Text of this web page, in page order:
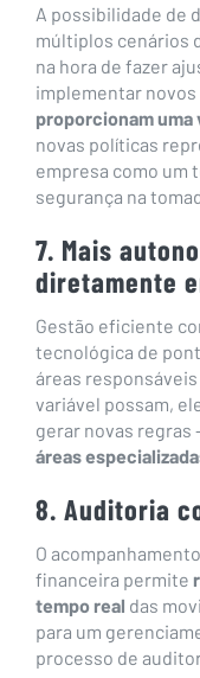
A possibilidade de
múltiplos cenários
na hora de fazer
implementar novos
proporcionam uma
novas políticas
empresa como um
segurança na
7. Mais
diretamente
Gestão eficiente
tecnológica de
áreas
variável possam,
gerar novas regras
áreas
8. Auditoria
O
financeira permite
tempo real das
para um
processo de